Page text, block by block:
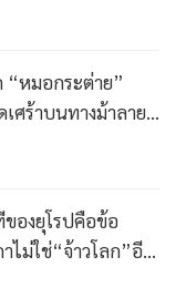
“หมอกระต่าย”
ศร้าบนทางม้าลาย
มเร็ว-กฎจราจร
องยุโรปคือข้อ
ไม่ใช่“จ้าวโลก”อีก